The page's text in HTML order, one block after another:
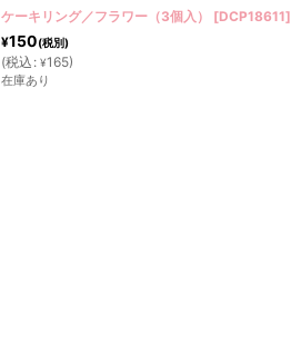
ケーキリング／フラワー（3個入） [DCP18611]
¥150(税別)
(税込 : ¥165)
在庫あり